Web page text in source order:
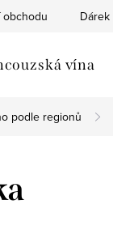
Dárek
vína
podle regionů